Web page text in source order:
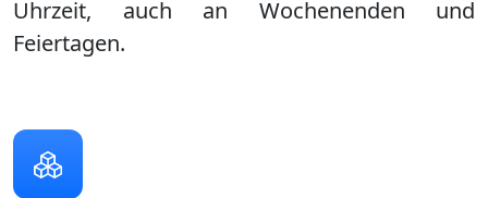
Uhrzeit, auch an Wochenenden und
Feiertagen.